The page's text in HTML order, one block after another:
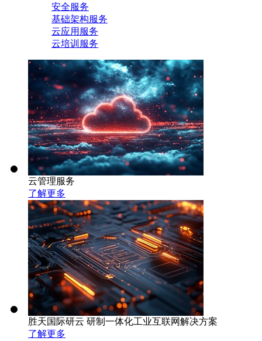
安全服务
基础架构服务
云应用服务
云培训服务
云管理服务
了解更多
胜天国际研云 研制一体化工业互联网解决方案
了解更多